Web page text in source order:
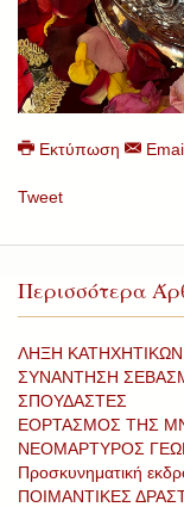
Εκτύπωση
Tweet
Περισσότερα
ΛΗΞΗ
ΣΥΝΑΝΤΗΣΗ
ΣΠΟΥΔΑΣΤΕΣ
ΕΟΡΤΑΣΜΟΣ ΤΗΣ
ΝΕΟΜΑΡΤΥΡΟΣ
Προσκυνηματική
ΠΟΙΜΑΝΤΙΚΕΣ